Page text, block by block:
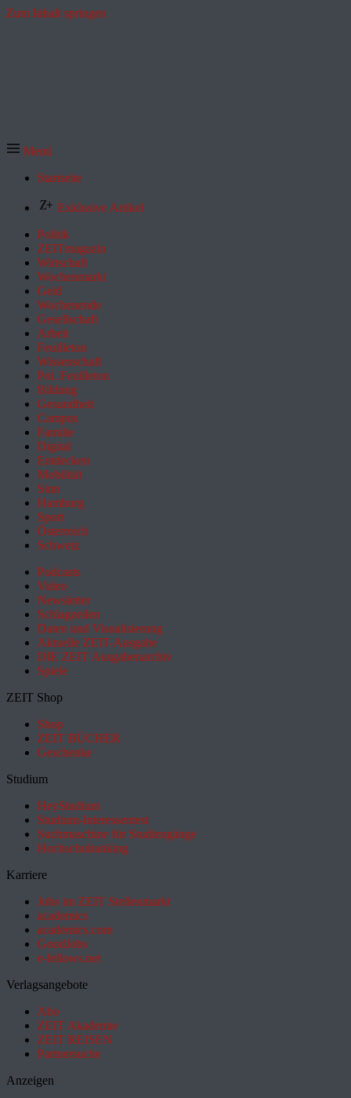
Zum Inhalt springen
Menü
Startseite
Exklusive Artikel
Politik
ZEITmagazin
Wirtschaft
Wochenmarkt
Geld
Wochenende
Gesellschaft
Arbeit
Feuilleton
Wissenschaft
Pol. Feuilleton
Bildung
Gesundheit
Campus
Familie
Digital
Entdecken
Mobilität
Sinn
Hamburg
Sport
Österreich
Schweiz
Podcasts
Video
Newsletter
Schlagzeilen
Daten und Visualisierung
Aktuelle ZEIT-Ausgabe
DIE ZEIT Ausgabenarchiv
Spiele
ZEIT Shop
Shop
ZEIT BÜCHER
Geschenke
Studium
HeyStudium
Studium-Interessentest
Suchmaschine für Studiengänge
Hochschulranking
Karriere
Jobs im ZEIT Stellenmarkt
academics
academics.com
GoodJobs
e-fellows.net
Verlagsangebote
Abo
ZEIT Akademie
ZEIT REISEN
Partnersuche
Anzeigen